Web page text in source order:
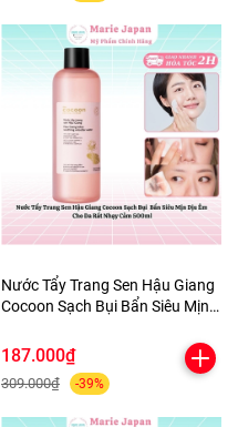
Nước Tẩy Trang Sen Hậu Giang
Cocoon Sạch Bụi Bẩn Siêu Mịn
500ml
187.000₫
309.000₫ -39%